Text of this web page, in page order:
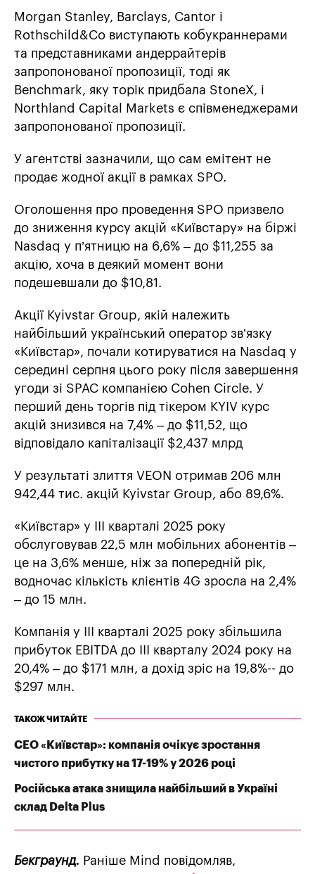
Morgan Stanley, Barclays, Cantor і
Rothschild&Co виступають кобукраннерами
та представниками андеррайтерів
запропонованої пропозиції, тоді як
Benchmark, яку торік придбала StoneX, і
Northland Capital Markets є співменеджерами
запропонованої пропозиції.
У агентстві зазначили, що сам емітент не
продає жодної акції в рамках SPO.
Оголошення про проведення SPO призвело
до зниження курсу акцій «Київстару» на біржі
Nasdaq у п’ятницю на 6,6% – до $11,255 за
акцію, хоча в деякий момент вони
подешевшали до $10,81.
Акції Kyivstar Group, якій належить
найбільший український оператор зв’язку
«Київстар», почали котируватися на Nasdaq у
середині серпня цього року після завершення
угоди зі SPAC компанією Cohen Circle. У
перший день торгів під тікером KYIV курс
акцій знизився на 7,4% – до $11,52, що
відповідало капіталізації $2,437 млрд
У результаті злиття VEON отримав 206 млн
942,44 тис. акцій Kyivstar Group, або 89,6%.
«Київстар» у ІІІ кварталі 2025 року
обслуговував 22,5 млн мобільних абонентів –
це на 3,6% менше, ніж за попередній рік,
водночас кількість клієнтів 4G зросла на 2,4%
– до 15 млн.
Компанія у ІІІ кварталі 2025 року збільшила
прибуток EBITDA до ІІІ кварталу 2024 року на
20,4% – до $171 млн, а дохід зріс на 19,8%-- до
$297 млн.
ТАКОЖ ЧИТАЙТЕ
СЕО «Київстар»: компанія очікує зростання
чистого прибутку на 17-19% у 2026 році
Російська атака знищила найбільший в Україні
склад Delta Plus
Бекграунд. Раніше Mind повідомляв,